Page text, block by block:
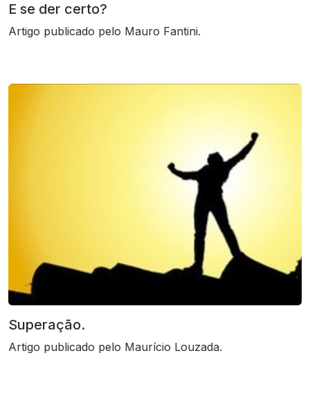
E se der certo?
Artigo publicado pelo Mauro Fantini.
Superação.
Artigo publicado pelo Maurício Louzada.